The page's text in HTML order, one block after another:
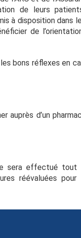
de leurs
à disposition dans
de
bons réflexes en
auprès d’un
sera effectué tout
réévaluées pour